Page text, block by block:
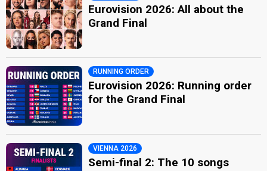
Eurovision 2026: All about the
Grand Final
RUNNING ORDER
Eurovision 2026: Running order
for the Grand Final
VIENNA 2026
Semi-final 2: The 10 songs